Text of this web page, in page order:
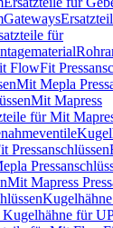
Gateways
für
FlowFit
Mit Mepla
Mit Mapress
für Mit
Pressanschlüssen
Mit Mapress
für